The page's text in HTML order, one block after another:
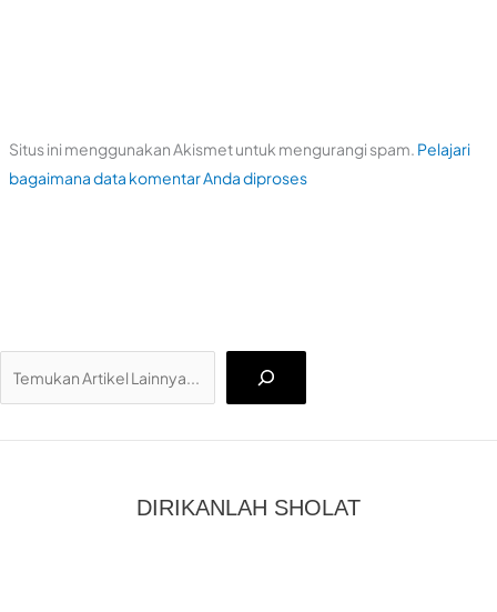
Situs ini menggunakan Akismet untuk mengurangi spam. Pelajari
bagaimana data komentar Anda diproses
DIRIKANLAH SHOLAT